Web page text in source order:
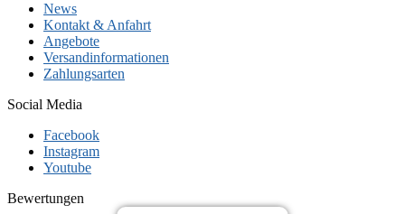
News
Kontakt & Anfahrt
Angebote
Versandinformationen
Zahlungsarten
Social Media
Facebook
Instagram
Youtube
Bewertungen